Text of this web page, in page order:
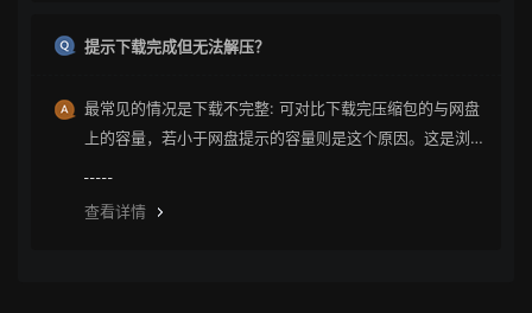
提示下载完成但无法解压？
最常见的情况是下载不完整: 可对比下载完压缩包的与网盘
上的容量，若小于网盘提示的容量则是这个原因。这是浏
查看详情